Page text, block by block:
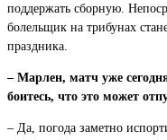
поддержать сборную.
болельщик на трибунах
праздника.
– Марлен, матч уже
боитесь, что это может
– Да, погода заметно